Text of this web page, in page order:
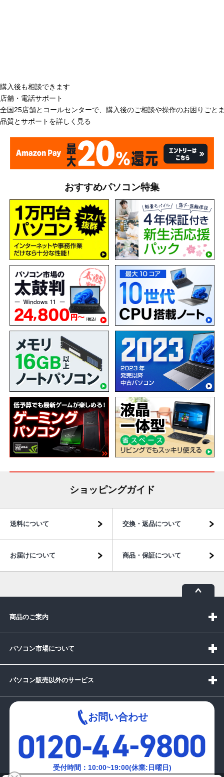
購入後も相談できます
店舗・電話サポート
全国25店舗とコールセンターで、購入後のご相談や操作のお困りごと
品質とサポートを詳しく見る
おすすめパソコン特集
ショッピングガイド
送料について 交換・返品について
お届けについて 商品・保証について
商品のご案内
パソコン市場について
パソコン販売以外のサービス
お問い合わせ
受付時間：10:00~19:00(休業:日曜日)